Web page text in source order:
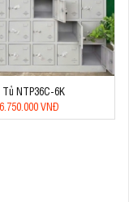
Tủ NTP36C-6K
6.750.000 VNĐ